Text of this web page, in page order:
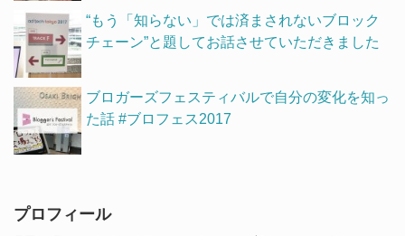
“もう「知らない」では済まされないブロック
チェーン”と題してお話させていただきました
ブロガーズフェスティバルで自分の変化を知っ
た話 #ブロフェス2017
プロフィール